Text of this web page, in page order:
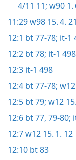
4/11 11; w90 1.
11:29w98 15. 4.
12:1 bt 77-78; it-1
12:2 bt 78; it-1
12:3 it-1 498
12:4 bt 77-78; w12
12:5 bt 79; w12
12:6 bt 77, 79-80;
12:7w12 15. 1. 12
12:10 bt 83